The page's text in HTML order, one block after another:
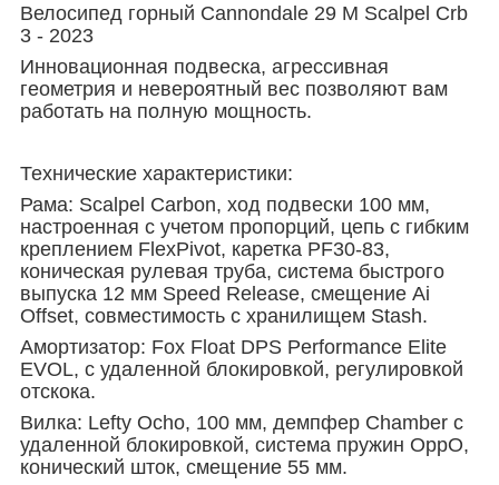
Велосипед горный Cannondale 29 M Scalpel Crb
3 - 2023
Инновационная подвеска, агрессивная
геометрия и невероятный вес позволяют вам
работать на полную мощность.
Технические характеристики:
Рама: Scalpel Carbon, ход подвески 100 мм,
настроенная с учетом пропорций, цепь с гибким
креплением FlexPivot, каретка PF30-83,
коническая рулевая труба, система быстрого
выпуска 12 мм Speed Release, смещение Ai
Offset, совместимость с хранилищем Stash.
Амортизатор: Fox Float DPS Performance Elite
EVOL, с удаленной блокировкой, регулировкой
отскока.
Вилка: Lefty Ocho, 100 мм, демпфер Chamber с
удаленной блокировкой, система пружин OppO,
конический шток, смещение 55 мм.